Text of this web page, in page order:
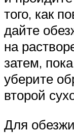
того, как
дайте
на
затем,
уберите
второй
Для